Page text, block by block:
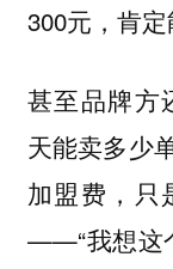
300元，肯定
甚至品牌方
天能卖多少
加盟费，只
——“我想这